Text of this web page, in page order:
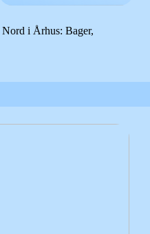
i Århus: Bager,